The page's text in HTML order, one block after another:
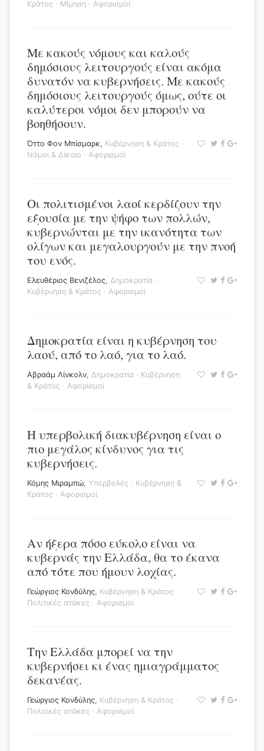
Κράτος · Μίμηση · Αφορισμοί
Με κακούς νόμους και καλούς
δημόσιους λειτουργούς είναι ακόμα
δυνατόν να κυβερνήσεις. Με κακούς
δημόσιους λειτουργούς όμως, ούτε οι
καλύτεροι νόμοι δεν μπορούν να
βοηθήσουν.
Όττο Φον Μπίσμαρκ, Κυβέρνηση & Κράτος ·
Νόμοι & Δίκαιο · Αφορισμοί
Οι πολιτισμένοι λαοί κερδίζουν την
εξουσία με την ψήφο των πολλών,
κυβερνώνται με την ικανότητα των
ολίγων και μεγαλουργούν με την πνοή
του ενός.
Ελευθέριος Βενιζέλος, Δημοκρατία ·
Κυβέρνηση & Κράτος · Αφορισμοί
Δημοκρατία είναι η κυβέρνηση του
λαού, από το λαό, για το λαό.
Αβραάμ Λίνκολν, Δημοκρατία · Κυβέρνηση
& Κράτος · Αφορισμοί
Η υπερβολική διακυβέρνηση είναι ο
πιο μεγάλος κίνδυνος για τις
κυβερνήσεις.
Κόμης Μιραμπώ, Υπερβολές · Κυβέρνηση &
Κράτος · Αφορισμοί
Αν ήξερα πόσο εύκολο είναι να
κυβερνάς την Ελλάδα, θα το έκανα
από τότε που ήμουν λοχίας.
Γεώργιος Κονδύλης, Κυβέρνηση & Κράτος ·
Πολιτικές ατάκες · Αφορισμοί
Την Ελλάδα μπορεί να την
κυβερνήσει κι ένας ημιαγράμματος
δεκανέας.
Γεώργιος Κονδύλης, Κυβέρνηση & Κράτος ·
Πολιτικές ατάκες · Αφορισμοί